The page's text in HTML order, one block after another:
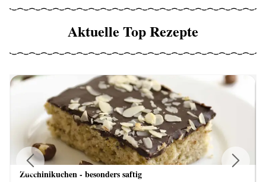
Aktuelle Top Rezepte
Zucchinikuchen - besonders saftig
Previous